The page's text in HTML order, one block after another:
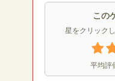
この
星をクリック
平均評